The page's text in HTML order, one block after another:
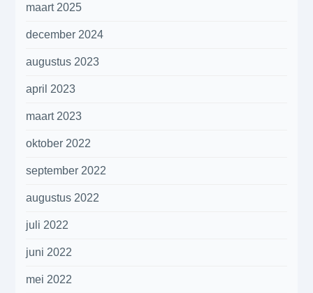
maart 2025
december 2024
augustus 2023
april 2023
maart 2023
oktober 2022
september 2022
augustus 2022
juli 2022
juni 2022
mei 2022